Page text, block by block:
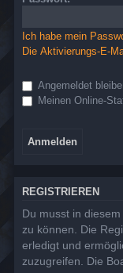
Ich habe mein
Die Aktivierungs-E-
Angemeldet
Meinen Online-
REGISTRIEREN
Du musst in
zu können. Die
erledigt und
zuzugreifen. Die